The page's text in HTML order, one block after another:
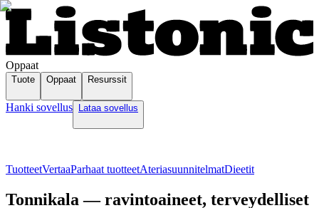
Oppaat
Tuote Oppaat Resurssit
Hanki sovellus Lataa sovellus
TuotteetVertaaParhaat tuotteetAteriasuunnitelmatDieetit
Tonnikala — ravintoaineet, terveydelliset